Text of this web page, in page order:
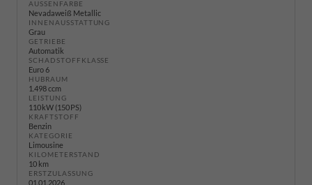
AUSSENFARBE
Nevadaweiß Metallic
INNENAUSSTATTUNG
Grau
GETRIEBE
Automatik
SCHADSTOFFKLASSE
Euro 6
HUBRAUM
1.498 ccm
LEISTUNG
110 kW (150 PS)
KRAFTSTOFF
Benzin
KATEGORIE
Limousine
KILOMETERSTAND
10 km
ERSTZULASSUNG
01.01.2026